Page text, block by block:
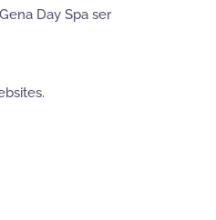
Day Spa ser